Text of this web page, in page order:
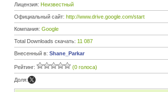
Лицензия: Неизвестный
Официальный сайт: http://www.drive.google.com/start
Компания: Google
Total Downloads скачать: 11 087
Внесенный в: Shane_Parkar
Рейтинг: (0 голоса)
Доля: